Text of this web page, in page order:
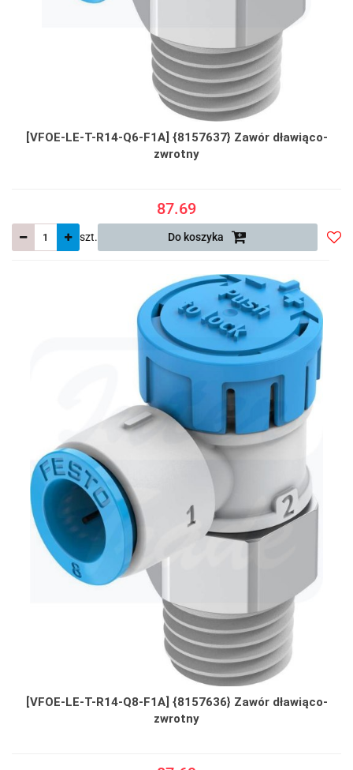
[VFOE-LE-T-R14-Q6-F1A] {8157637} Zawór dławiąco-
zwrotny
87.69
szt. Do koszyka
[VFOE-LE-T-R14-Q8-F1A] {8157636} Zawór dławiąco-
zwrotny